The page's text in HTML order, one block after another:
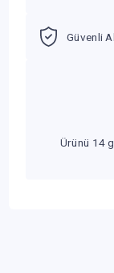
Güvenli
Ürünü 14